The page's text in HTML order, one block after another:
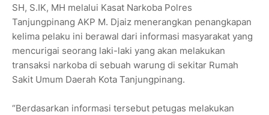
SH, S.IK, MH melalui Kasat Narkoba Polres
Tanjungpinang AKP M. Djaiz menerangkan penangkapan
kelima pelaku ini berawal dari informasi masyarakat yang
mencurigai seorang laki-laki yang akan melakukan
transaksi narkoba di sebuah warung di sekitar Rumah
Sakit Umum Daerah Kota Tanjungpinang.
“Berdasarkan informasi tersebut petugas melakukan